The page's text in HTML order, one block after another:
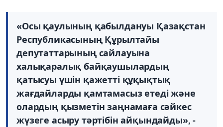
«Осы қаулының қабылдануы Қазақстан
Республикасының Құрылтайы
депутаттарының сайлауына
халықаралық байқаушылардың
қатысуы үшін қажетті құқықтық
жағдайларды қамтамасыз етеді және
олардың қызметін заңнамаға сәйкес
жүзеге асыру тәртібін айқындайды», -